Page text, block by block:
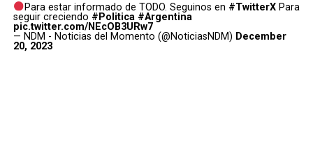
Para estar informado de TODO. Seguinos en #TwitterX Para
seguir creciendo #Politica #Argentina
pic.twitter.com/NEcOB3URw7
— NDM - Noticias del Momento (@NoticiasNDM) December
20, 2023